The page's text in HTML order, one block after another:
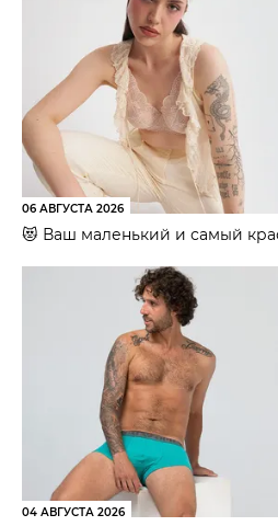
06 АВГУСТА 2026
😻 Ваш маленький и самый
04 АВГУСТА 2026